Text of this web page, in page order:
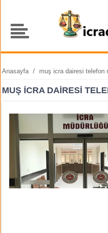
Anasayfa / muş icra dairesi telefon
MUŞ ICRA DAIRESI